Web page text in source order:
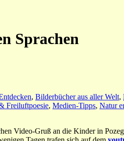
Sprachen
, Bilderbücher aus aller Welt,
Freiluftpoesie, Medien-Tipps, Natur
Video-Gruß an die Kinder in